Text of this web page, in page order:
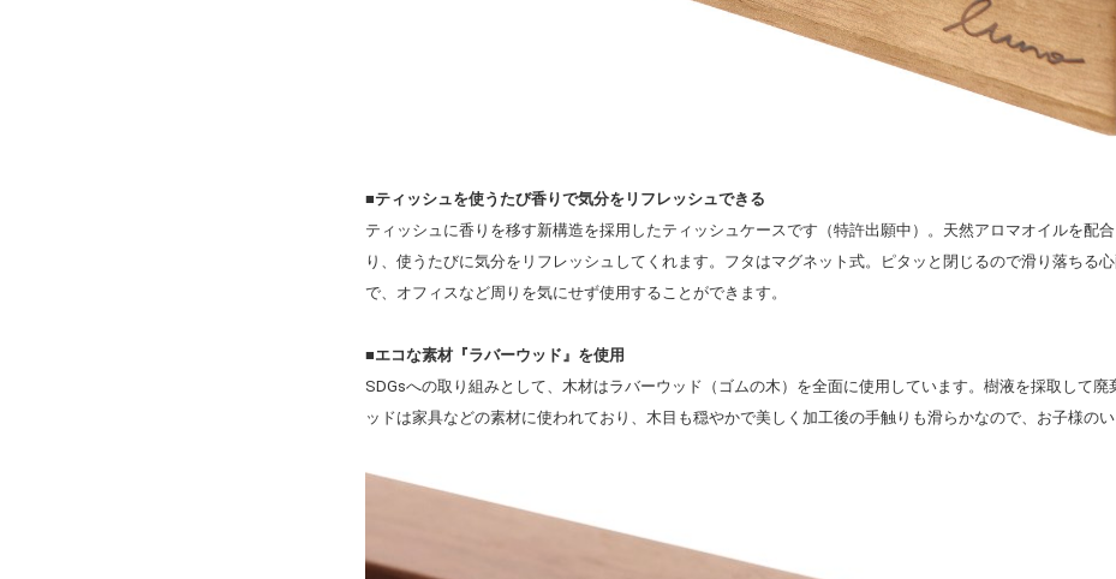
■ティッシュを使うたび香りで気分をリフレッシュできる
ティッシュに香りを移す新構造を採用したティッシュケースです（特許出願中）。天然アロマオイルを配
り、使うたびに気分をリフレッシュしてくれます。フタはマグネット式。ピタッと閉じるので滑り落ちる
で、オフィスなど周りを気にせず使用することができます。
■エコな素材『ラバーウッド』を使用
SDGsへの取り組みとして、木材はラバーウッド（ゴムの木）を全面に使用しています。樹液を採取して
ッドは家具などの素材に使われており、木目も穏やかで美しく加工後の手触りも滑らかなので、お子様のい